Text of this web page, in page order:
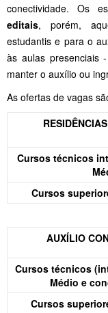
conectividade. Os
editais, porém,
estudantis e para o
às aulas presenciais
manter o auxílio ou
As ofertas de vagas
Cursos técnicos
Cursos
AUXÍLIO
Cursos técnicos
Médio e
Cursos